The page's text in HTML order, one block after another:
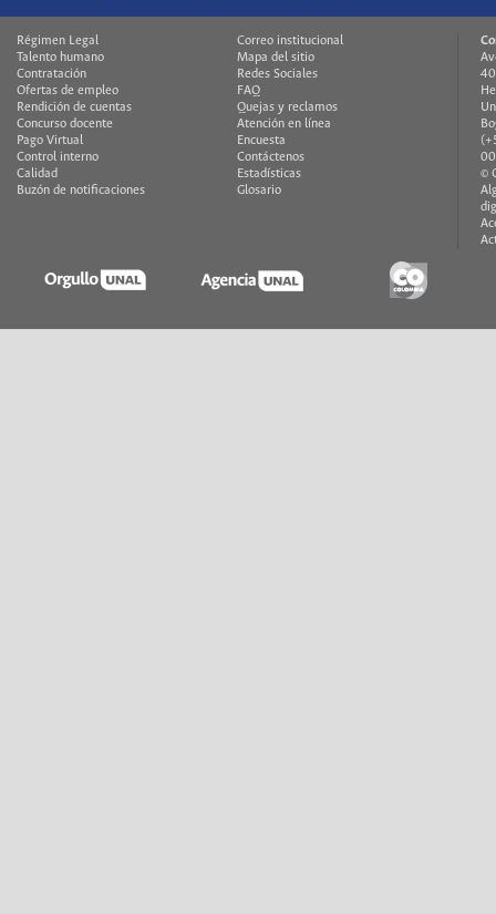
Régimen Legal
Talento humano
Contratación
Ofertas de empleo
Rendición de cuentas
Concurso docente
Pago Virtual
Control interno
Calidad
Buzón de notificaciones
Correo institucional
Mapa del sitio
Redes Sociales
FAQ
Quejas y reclamos
Atención en línea
Encuesta
Contáctenos
Estadísticas
Glosario
©